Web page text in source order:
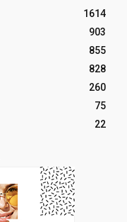
1614
903
855
828
260
75
22